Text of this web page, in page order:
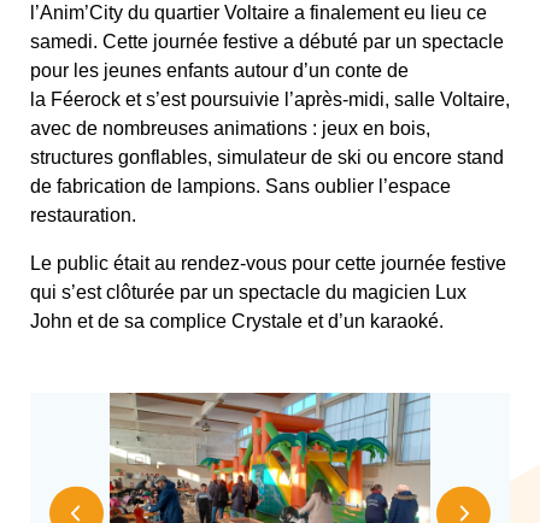
l’Anim’City du quartier Voltaire a finalement eu lieu ce
samedi. Cette journée festive a débuté par un spectacle
pour les jeunes enfants autour d’un conte de
la Féerock et s’est poursuivie l’après-midi, salle Voltaire,
avec de nombreuses animations : jeux en bois,
structures gonflables, simulateur de ski ou encore stand
de fabrication de lampions. Sans oublier l’espace
restauration.
Le public était au rendez-vous pour cette journée festive
qui s’est clôturée par un spectacle du magicien Lux
John et de sa complice Crystale et d’un karaoké.